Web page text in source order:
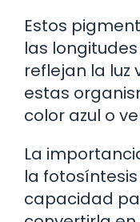
Estos
las
reflejan la luz
estas
color azul o
La
la
capacidad